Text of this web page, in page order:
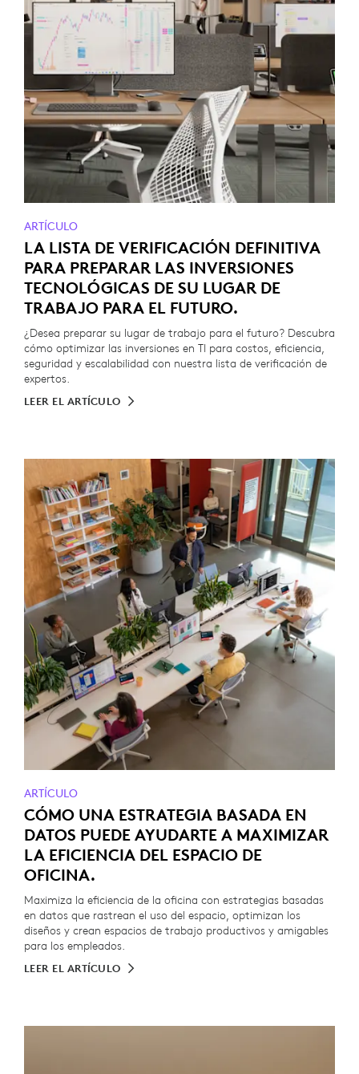
ARTÍCULO
LA LISTA DE VERIFICACIÓN DEFINITIVA
PARA PREPARAR LAS INVERSIONES
TECNOLÓGICAS DE SU LUGAR DE
TRABAJO PARA EL FUTURO.
¿Desea preparar su lugar de trabajo para el futuro? Descubra
cómo optimizar las inversiones en TI para costos, eficiencia,
seguridad y escalabilidad con nuestra lista de verificación de
expertos.
LEER EL ARTÍCULO
ARTÍCULO
CÓMO UNA ESTRATEGIA BASADA EN
DATOS PUEDE AYUDARTE A MAXIMIZAR
LA EFICIENCIA DEL ESPACIO DE
OFICINA.
Maximiza la eficiencia de la oficina con estrategias basadas
en datos que rastrean el uso del espacio, optimizan los
diseños y crean espacios de trabajo productivos y amigables
para los empleados.
LEER EL ARTÍCULO